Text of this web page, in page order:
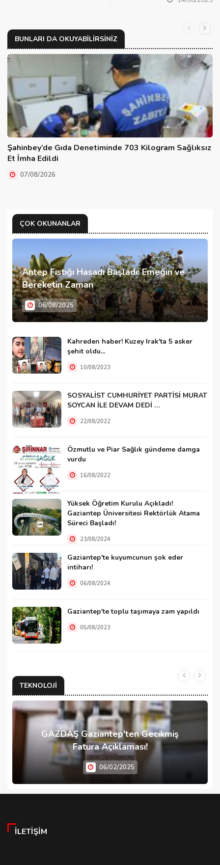
BUNLARI DA OKUYABILIRSINIZ
Şahinbey’de Gıda Denetiminde 703 Kilogram Sağlıksız
Et İmha Edildi
07/08/2026
ÇOK OKUNANLAR
Antep Fıstığı Hasadı Başladı: Emeğin ve
Bereketin Zaman
06/08/2025
Kahreden haber! Kuzey Irak'ta 5 asker
şehit oldu...
10/08/2023
SOSYALİST CUMHURİYET PARTİSİ MURAT
SOYCAN İLE DEVAM DEDİ …
22/08/2022
Özmutlu ve Piar Sağlık gündeme damga
vurdu
16/08/2022
Yüksek Öğretim Kurulu Açıkladı!
Gaziantep Üniversitesi Rektörlük Atama
Süreci Başladı!
23/08/2024
Gaziantep'te kuyumcunun şok eder
intiharı!
06/08/2024
Gaziantep'te toplu taşımaya zam yapıldı
05/08/2023
TEKNOLOJI
GAZDAŞ Gaziantep'ten Gecikmiş
Fatura Açıklaması!
06/02/2025
İLETIŞIM